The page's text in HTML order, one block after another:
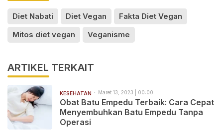
Diet Nabati Diet Vegan
Fakta Diet Vegan
Mitos diet vegan
Veganisme
ARTIKEL TERKAIT
KESEHATAN Maret 13, 2023 | 00:00
Obat Batu Empedu Terbaik: Cara Cepat
Menyembuhkan Batu Empedu Tanpa
Operasi